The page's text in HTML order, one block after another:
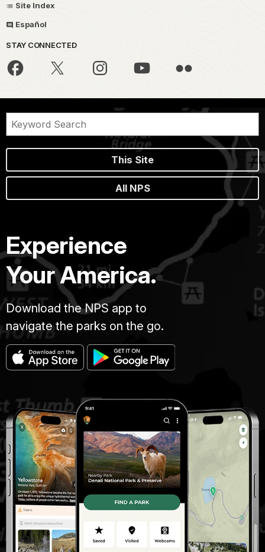
Site Index
Español
STAY CONNECTED
This Site
All NPS
Experience
Your America.
Download the NPS app to
navigate the parks on the go.